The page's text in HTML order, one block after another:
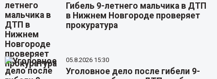
Гибель 9-летнего мальчика в ДТП
в Нижнем Новгороде проверяет
прокуратура
05.8.2026 15:30
Уголовное дело после гибели 9-